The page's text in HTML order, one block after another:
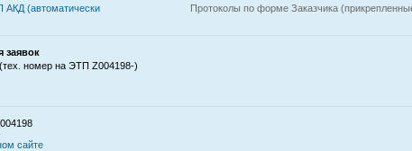
(автоматически
Протоколы по форме Заказчика
заявок
(тех. номер на ЭТП Z004198-)
сайте